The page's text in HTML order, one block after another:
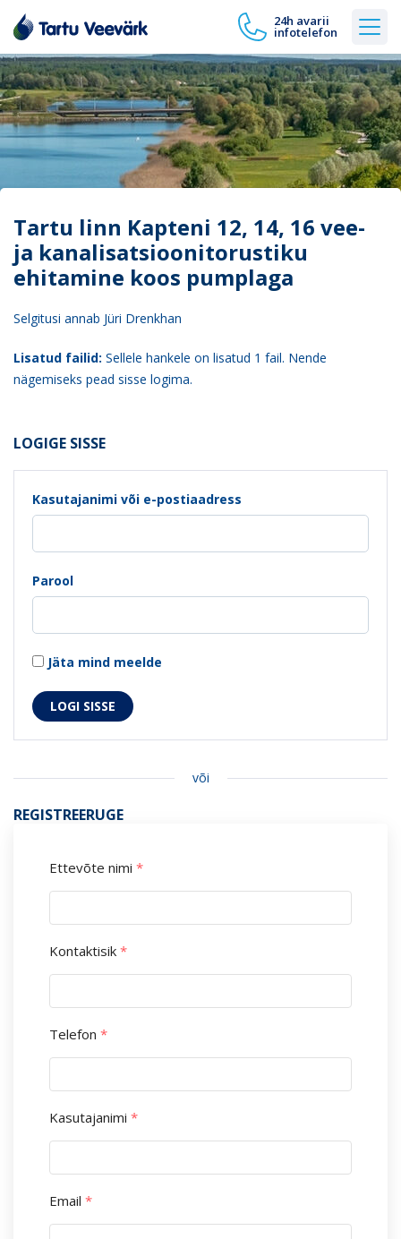
24h avarii
infotelefon
Tartu linn Kapteni 12, 14, 16 vee-
ja kanalisatsioonitorustiku
ehitamine koos pumplaga
Selgitusi annab Jüri Drenkhan
Lisatud failid: Sellele hankele on lisatud 1 fail. Nende
nägemiseks pead sisse logima.
LOGIGE SISSE
Kasutajanimi või e-postiaadress
Parool
Jäta mind meelde
või
REGISTREERUGE
Ettevõte nimi *
Kontaktisik *
Telefon *
Kasutajanimi *
Email *